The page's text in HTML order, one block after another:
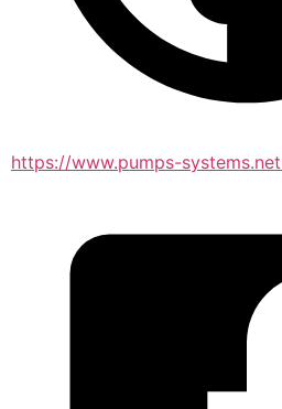
https://www.pumps-